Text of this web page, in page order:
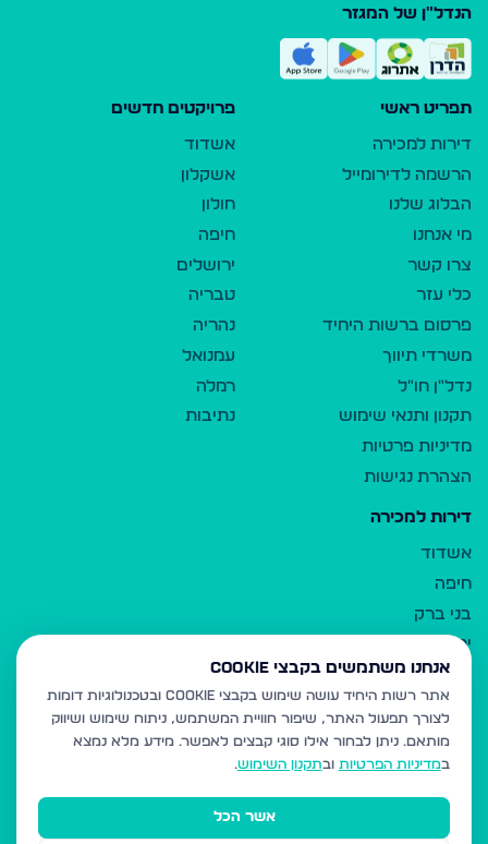
הנדל"ן של המגזר
תפריט ראשי
דירות למכירה
הרשמה לדירומייל
הבלוג שלנו
מי אנחנו
צרו קשר
כלי עזר
פרסום ברשות היחיד
משרדי תיווך
נדל"ן חו"ל
תקנון ותנאי שימוש
מדיניות פרטיות
הצהרת נגישות
פרויקטים חדשים
אשדוד
אשקלון
חולון
חיפה
ירושלים
טבריה
נהריה
עמנואל
רמלה
נתיבות
דירות למכירה
אשדוד
חיפה
בני ברק
ירושלים
אלעד
גבעת זאב
בית שמש
רכסים
מודיעין עילית
אנחנו משתמשים בקבצי Cookie
אתר רשות היחיד עושה שימוש בקבצי Cookie ובטכנולוגיות דומות
לצורך תפעול האתר, שיפור חוויית המשתמש, ניתוח שימוש ושיווק
מותאם. ניתן לבחור אילו סוגי קבצים לאפשר. מידע מלא נמצא
במדיניות הפרטיות ובתקנון השימוש.
אשר הכל